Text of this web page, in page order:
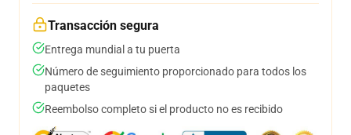
Transacción segura
Entrega mundial a tu puerta
Número de seguimiento proporcionado para todos los
paquetes
Reembolso completo si el producto no es recibido